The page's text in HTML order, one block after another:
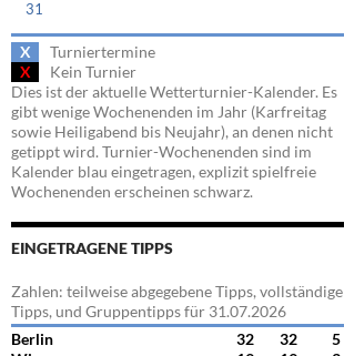
31
X
Turniertermine
X
Kein Turnier
Dies ist der aktuelle Wetterturnier-Kalender. Es
gibt wenige Wochenenden im Jahr (Karfreitag
sowie Heiligabend bis Neujahr), an denen nicht
getippt wird. Turnier-Wochenenden sind im
Kalender blau eingetragen, explizit spielfreie
Wochenenden erscheinen schwarz.
EINGETRAGENE TIPPS
Zahlen: teilweise abgegebene Tipps, vollständige
Tipps, und Gruppentipps für 31.07.2026
Berlin
32 32
5